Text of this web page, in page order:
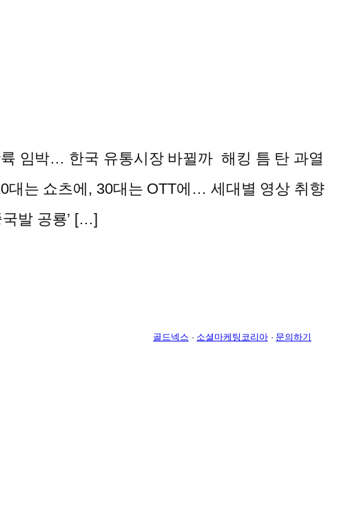
임박… 한국 유통시장 바뀔까 해킹 틈 탄 과열
대는 쇼츠에, 30대는 OTT에… 세대별 영상 취향
발 공룡’ […]
골드넥스 · 소셜마케팅코리아· 문의하기